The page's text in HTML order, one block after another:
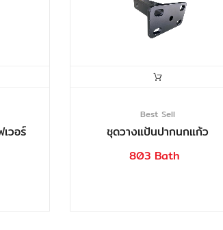
วอร์
Best Sell
ชุดวางแป้นปากนกแก้ว
803 Bath